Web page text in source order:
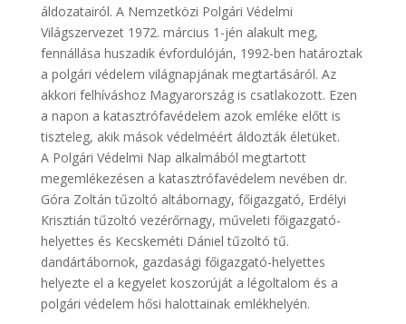
áldozatairól. A Nemzetközi Polgári Védelmi
Világszervezet 1972. március 1-jén alakult meg,
fennállása huszadik évfordulóján, 1992-ben határoztak
a polgári védelem világnapjának megtartásáról. Az
akkori felhíváshoz Magyarország is csatlakozott. Ezen
a napon a katasztrófavédelem azok emléke előtt is
tiszteleg, akik mások védelméért áldozták életüket.
A Polgári Védelmi Nap alkalmából megtartott
megemlékezésen a katasztrófavédelem nevében dr.
Góra Zoltán tűzoltó altábornagy, főigazgató, Erdélyi
Krisztián tűzoltó vezérőrnagy, műveleti főigazgató-
helyettes és Kecskeméti Dániel tűzoltó tű.
dandártábornok, gazdasági főigazgató-helyettes
helyezte el a kegyelet koszorúját a légoltalom és a
polgári védelem hősi halottainak emlékhelyén.